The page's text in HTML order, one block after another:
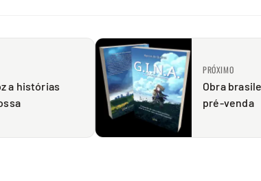
a histórias
PRÓXIMO
Obra
pré-venda